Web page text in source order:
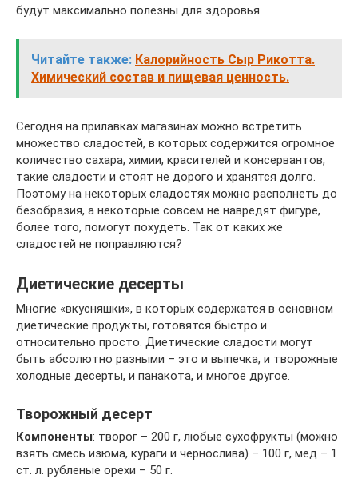
будут максимально полезны для здоровья.
Читайте также: Калорийность Сыр Рикотта.
Химический состав и пищевая ценность.
Сегодня на прилавках магазинах можно встретить
множество сладостей, в которых содержится огромное
количество сахара, химии, красителей и консервантов,
такие сладости и стоят не дорого и хранятся долго.
Поэтому на некоторых сладостях можно располнеть до
безобразия, а некоторые совсем не навредят фигуре,
более того, помогут похудеть. Так от каких же
сладостей не поправляются?
Диетические десерты
Многие «вкусняшки», в которых содержатся в основном
диетические продукты, готовятся быстро и
относительно просто. Диетические сладости могут
быть абсолютно разными – это и выпечка, и творожные
холодные десерты, и панакота, и многое другое.
Творожный десерт
Компоненты: творог – 200 г, любые сухофрукты (можно
взять смесь изюма, кураги и чернослива) – 100 г, мед – 1
ст. л. рубленые орехи – 50 г.